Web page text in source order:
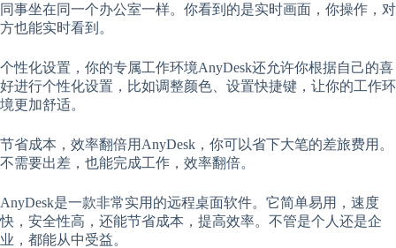
同事坐在同一个办公室一样。你看到的是实时画面，你操作，对
方也能实时看到。
个性化设置，你的专属工作环境AnyDesk还允许你根据自己的喜
好进行个性化设置，比如调整颜色、设置快捷键，让你的工作环
境更加舒适。
节省成本，效率翻倍用AnyDesk，你可以省下大笔的差旅费用。
不需要出差，也能完成工作，效率翻倍。
AnyDesk是一款非常实用的远程桌面软件。它简单易用，速度
快，安全性高，还能节省成本，提高效率。不管是个人还是企
业，都能从中受益。